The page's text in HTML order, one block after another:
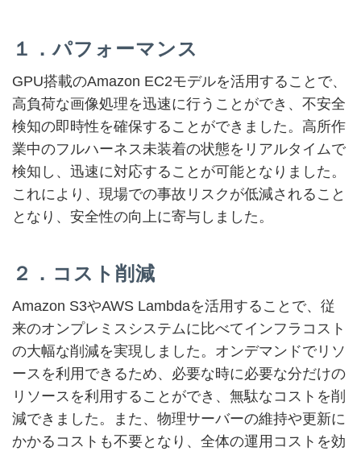
１．パフォーマンス
GPU搭載のAmazon EC2モデルを活用することで、
高負荷な画像処理を迅速に行うことができ、不安全
検知の即時性を確保することができました。高所作
業中のフルハーネス未装着の状態をリアルタイムで
検知し、迅速に対応することが可能となりました。
これにより、現場での事故リスクが低減されること
となり、安全性の向上に寄与しました。
２．コスト削減
Amazon S3やAWS Lambdaを活用することで、従
来のオンプレミスシステムに比べてインフラコスト
の大幅な削減を実現しました。オンデマンドでリソ
ースを利用できるため、必要な時に必要な分だけの
リソースを利用することができ、無駄なコストを削
減できました。また、物理サーバーの維持や更新に
かかるコストも不要となり、全体の運用コストを効